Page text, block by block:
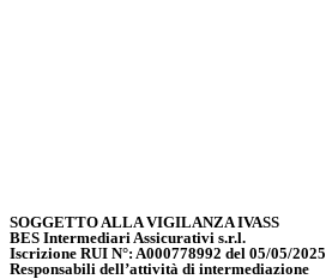
SOGGETTO ALLA VIGILANZA IVASS
BES Intermediari Assicurativi s.r.l.
Iscrizione RUI N°: A000778992 del 05/05/2025
Responsabili dell’attività di intermediazione